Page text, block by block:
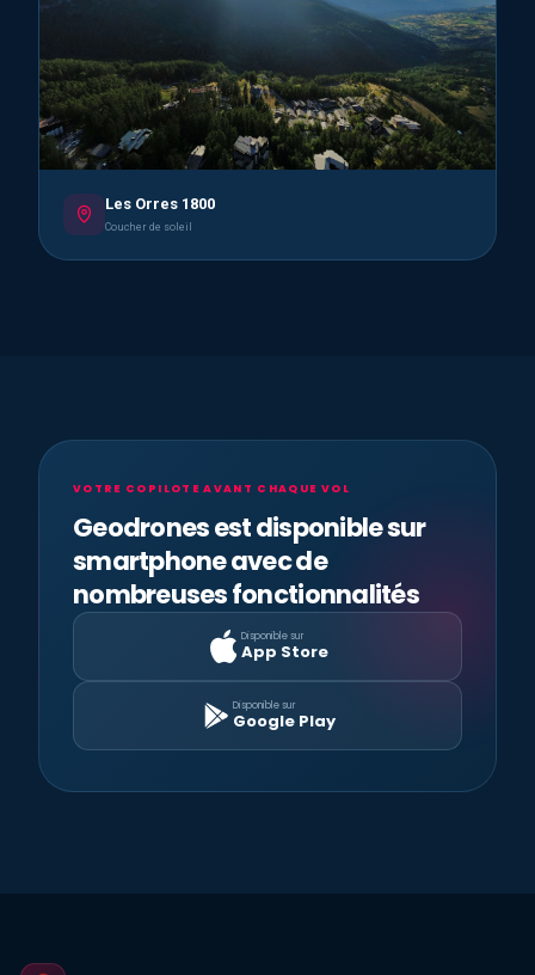
Les Orres 1800
Coucher de soleil
VOTRE COPILOTE AVANT CHAQUE VOL
Geodrones est disponible sur
smartphone avec de
nombreuses fonctionnalités
Disponible sur
App Store
Disponible sur
Google Play